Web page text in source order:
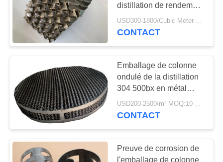
NOUS
VISITE
D'USINE
CONTRÔLE
DE
QUALITÉ
CONTACTEZ-
distillation de rendement
élevé, engrènent
l'emballage ondulé
USD300-1800/Cubic Meter MOQ:20 mètres cubes
CONTACT
Emballage de colonne
ondulé de la distillation
304 500bx en métal
d'acier inoxydable
USD200-2500/m³ MOQ:10 mètres cubes
CONTACT
Preuve de corrosion de
l'emballage de colonne